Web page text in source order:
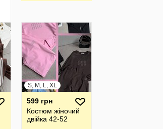
S, M, L, XL
599 грн
Костюм жіночий
двійка 42-52